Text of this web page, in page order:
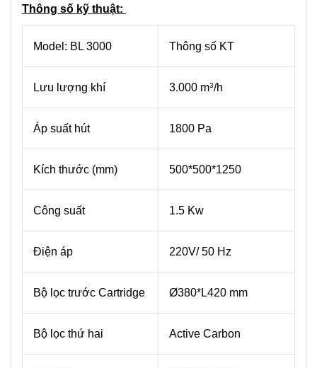
Thông số kỹ thuật:
Model: BL 3000 Thông số KT
Lưu lượng khí 3.000 m3/h
Áp suất hút 1800 Pa
Kích thước (mm) 500*500*1250
Công suất 1.5 Kw
Điện áp 220V/ 50 Hz
Bộ lọc trước Cartridge Ø380*L420 mm
Bộ lọc thứ hai Active Carbon